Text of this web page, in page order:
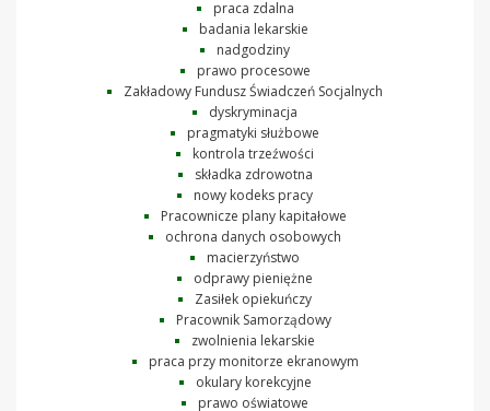
praca zdalna
badania lekarskie
nadgodziny
prawo procesowe
Zakładowy Fundusz Świadczeń Socjalnych
dyskryminacja
pragmatyki służbowe
kontrola trzeźwości
składka zdrowotna
nowy kodeks pracy
Pracownicze plany kapitałowe
ochrona danych osobowych
macierzyństwo
odprawy pieniężne
Zasiłek opiekuńczy
Pracownik Samorządowy
zwolnienia lekarskie
praca przy monitorze ekranowym
okulary korekcyjne
prawo oświatowe